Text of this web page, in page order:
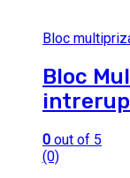
Bloc
Bloc
0 out of 5
(0)